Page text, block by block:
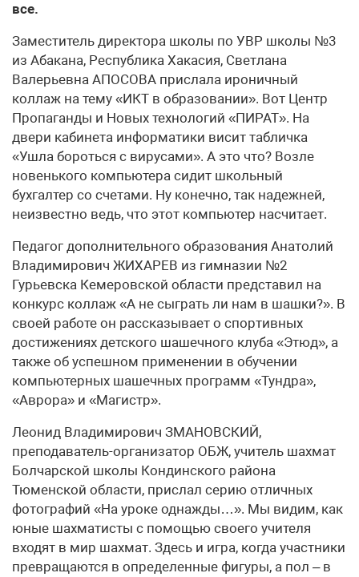
все.
Заместитель директора школы по УВР школы №3
из Абакана, Республика Хакасия, Светлана
Валерьевна АПОСОВА прислала ироничный
коллаж на тему «ИКТ в образовании». Вот Центр
Пропаганды и Новых технологий «ПИРАТ». На
двери кабинета информатики висит табличка
«Ушла бороться с вирусами». А это что? Возле
новенького компьютера сидит школьный
бухгалтер со счетами. Ну конечно, так надежней,
неизвестно ведь, что этот компьютер насчитает.
Педагог дополнительного образования Анатолий
Владимирович ЖИХАРЕВ из гимназии №2
Гурьевска Кемеровской области представил на
конкурс коллаж «А не сыграть ли нам в шашки?». В
своей работе он рассказывает о спортивных
достижениях детского шашечного клуба «Этюд», а
также об успешном применении в обучении
компьютерных шашечных программ «Тундра»,
«Аврора» и «Магистр».
Леонид Владимирович ЗМАНОВСКИЙ,
преподаватель-организатор ОБЖ, учитель шахмат
Болчарской школы Кондинского района
Тюменской области, прислал серию отличных
фотографий «На уроке однажды…». Мы видим, как
юные шахматисты с помощью своего учителя
входят в мир шахмат. Здесь и игра, когда участники
превращаются в определенные фигуры, а пол – в